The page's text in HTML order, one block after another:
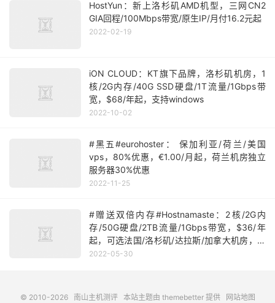
HostYun：新上洛杉矶AMD机型，三网CN2
GIA回程/100Mbps带宽/原生IP/月付16.2元起
2022-02-19
iON CLOUD：KT旗下品牌，洛杉矶机房，1
核/2G内存/40G SSD硬盘/1T流量/1Gbps带
宽，$68/年起，支持windows
2022-10-02
#黑五#eurohoster： 保加利亚/荷兰/美国
vps，80%优惠，€1.00/月起，荷兰机房独立
服务器30%优惠
2022-11-25
#赠送双倍内存#Hostnamaste：2核/2G内
存/50G硬盘/2TB流量/1Gbps带宽，$36/年
起，可选法国/洛杉矶/达拉斯/加拿大机房，有
windows vps
2022-05-30
© 2010-2026 南山主机测评本站主题由 themebetter提供 网站地图